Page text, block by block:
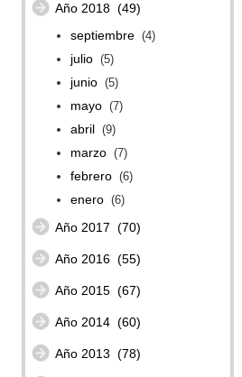
Año 2018 (49)
septiembre (4)
julio (5)
junio (5)
mayo (7)
abril (9)
marzo (7)
febrero (6)
enero (6)
Año 2017 (70)
Año 2016 (55)
Año 2015 (67)
Año 2014 (60)
Año 2013 (78)